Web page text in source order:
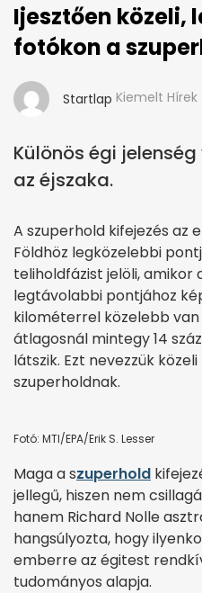
Ijesztően közeli,
fotókon a
Startlap Kiemelt Hírek
Különös égi
az éjszaka.
A szuperhold kifejezés az
Földhöz legközelebbi
teliholdfázist jelöli, amikor
legtávolabbi pontjához
kilométerrel közelebb van
átlagosnál mintegy 14
látszik. Ezt nevezzük
szuperholdnak.
Fotó: MTI/EPA/Erik S. Lesser
Maga a szuperhold
jellegű, hiszen nem
hanem Richard Nolle
hangsúlyozta, hogy
emberre az égitest
tudományos alapja.